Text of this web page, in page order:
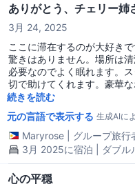
ありがとう、チェリー姉
3月 24, 2025
ここに滞在するのが大好き
驚きはありません。場所は
必要なのでよく眠れます。
切で助けてくれます。豪華
の選択ではないかもしれま
ッフがいる場所を求めてい
続きを読む
元の言語で表示する 生成AIに
Maryrose グループ旅行
3月 2025に宿泊 | ダブル
心の平穏